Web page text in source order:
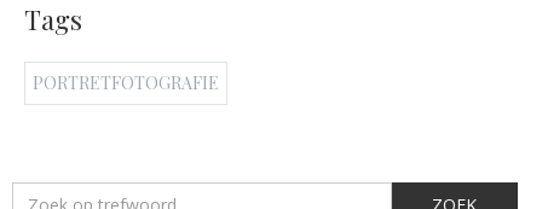
Tags
PORTRETFOTOGRAFIE